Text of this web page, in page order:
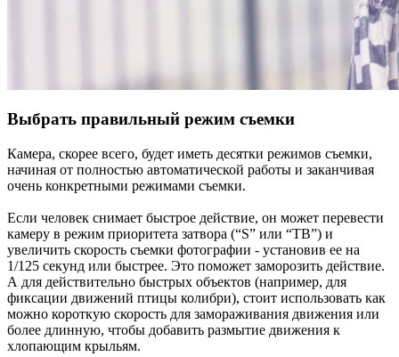
Выбрать правильный режим съемки
Камера, скорее всего, будет иметь десятки режимов съемки,
начиная от полностью автоматической работы и заканчивая
очень конкретными режимами съемки.
Если человек снимает быстрое действие, он может перевести
камеру в режим приоритета затвора (“S” или “ТВ”) и
увеличить скорость съемки фотографии - установив ее на
1/125 секунд или быстрее. Это поможет заморозить действие.
А для действительно быстрых объектов (например, для
фиксации движений птицы колибри), стоит использовать как
можно короткую скорость для замораживания движения или
более длинную, чтобы добавить размытие движения к
хлопающим крыльям.